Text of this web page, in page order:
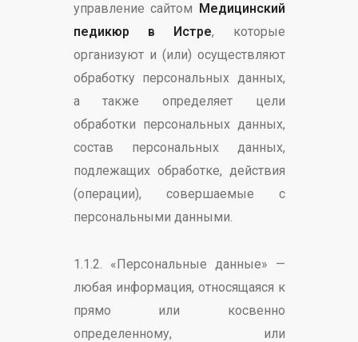
управление сайтом Медицинский
педикюр в Истре, которые
организуют и (или) осуществляют
обработку персональных данных,
а также определяет цели
обработки персональных данных,
состав персональных данных,
подлежащих обработке, действия
(операции), совершаемые с
персональными данными.
1.1.2. «Персональные данные» —
любая информация, относящаяся к
прямо или косвенно
определенному, или